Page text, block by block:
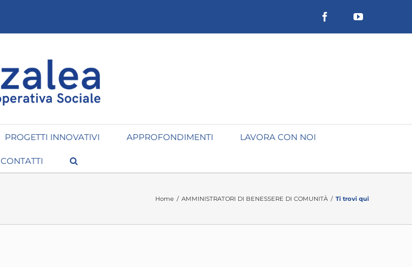
FacebookYouTube
PROGETTI INNOVATIVI APPROFONDIMENTI LAVORA CON NOI
CONTATTI
Home / AMMINISTRATORI DI BENESSERE DI COMUNITÀ / Ti trovi qui